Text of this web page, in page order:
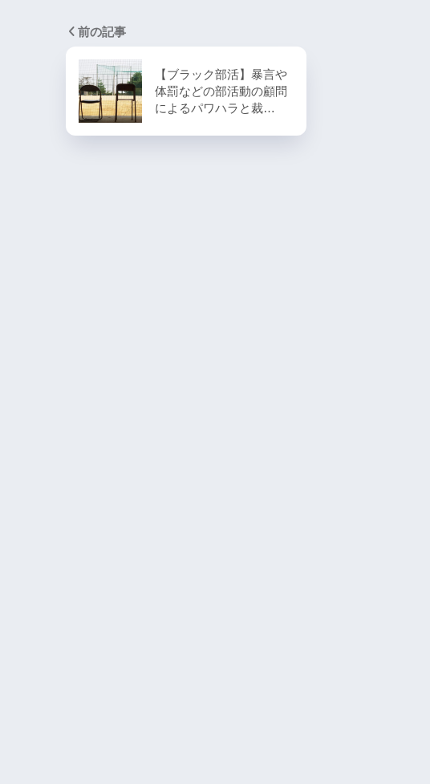
前の記事
【ブラック部活】暴言や
体罰などの部活動の顧問
によるパワハラと裁…